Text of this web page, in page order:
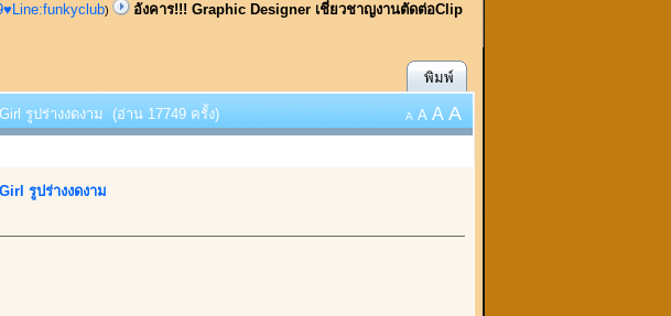
) อังคาร!!! Graphic Designer เชี่ยวชาญงานตัดต่อClip
พิมพ์
รูปร่างงดงาม (อ่าน 17749 ครั้ง) A A A A
รูปร่างงดงาม